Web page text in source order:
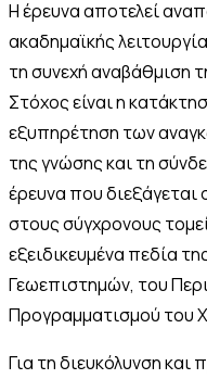
Ανακοινώσεις
Επικοινωνία
ΕΛEN
Η έρευνα αποτελεί
ακαδημαϊκής
τη συνεχή αναβάθμιση
Στόχος είναι η
εξυπηρέτηση των
της γνώσης και τη
έρευνα που
στους σύγχρονους
εξειδικευμένα πεδία
Γεωεπιστημών, του
Προγραμματισμού του
Για τη διευκόλυνση